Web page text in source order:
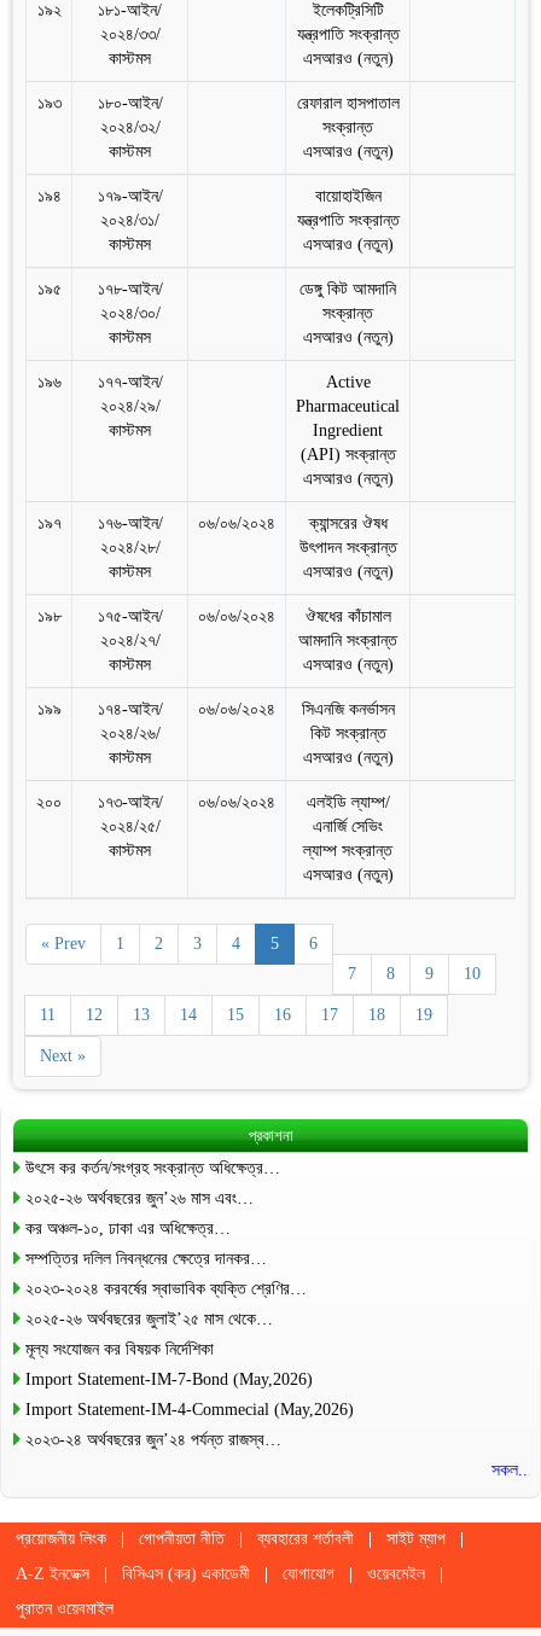
১৯২
১৮১-আইন/
২০২৪/৩৩/
কাস্টমস
ইলেকট্রিসিটি
যন্ত্রপাতি সংক্রান্ত
এসআরও (নতুন)
১৯৩
১৮০-আইন/
২০২৪/৩২/
কাস্টমস
রেফারাল হাসপাতাল
সংক্রান্ত
এসআরও (নতুন)
১৯৪
১৭৯-আইন/
২০২৪/৩১/
কাস্টমস
বায়োহাইজিন
যন্ত্রপাতি সংক্রান্ত
এসআরও (নতুন)
১৯৫
১৭৮-আইন/
২০২৪/৩০/
কাস্টমস
ডেঙ্গু কিট আমদানি
সংক্রান্ত
এসআরও (নতুন)
১৯৬
১৭৭-আইন/
২০২৪/২৯/
কাস্টমস
Active
Pharmaceutical
Ingredient
(API) সংক্রান্ত
এসআরও (নতুন)
১৯৭
১৭৬-আইন/
২০২৪/২৮/
কাস্টমস
০৬/০৬/২০২৪
ক্যান্সরের ঔষধ
উৎপাদন সংক্রান্ত
এসআরও (নতুন)
১৯৮
১৭৫-আইন/
২০২৪/২৭/
কাস্টমস
০৬/০৬/২০২৪
ঔষধের কাঁচামাল
আমদানি সংক্রান্ত
এসআরও (নতুন)
১৯৯
১৭৪-আইন/
২০২৪/২৬/
কাস্টমস
০৬/০৬/২০২৪
সিএনজি কনর্ভাসন
কিট সংক্রান্ত
এসআরও (নতুন)
২০০
১৭৩-আইন/
২০২৪/২৫/
কাস্টমস
০৬/০৬/২০২৪
এলইডি ল্যাম্প/
এনার্জি সেভিং
ল্যাম্প সংক্রান্ত
এসআরও (নতুন)
« Prev 1 2 3 4 5
6
7
8 9 10
11 12 13 14 15 16 17 18 19
Next »
প্রকাশনা
উৎসে কর কর্তন/সংগ্রহ সংক্রান্ত অধিক্ষেত্র…
২০২৫-২৬ অর্থবছরের জুন’২৬ মাস এবং…
কর অঞ্চল-১০, ঢাকা এর অধিক্ষেত্র…
সম্পত্তির দলিল নিবন্ধনের ক্ষেত্রে দানকর…
২০২৩-২০২৪ করবর্ষের স্বাভাবিক ব্যক্তি শ্রেণির…
২০২৫-২৬ অর্থবছরের জুলাই’২৫ মাস থেকে…
মূল্য সংযোজন কর বিষয়ক নির্দেশিকা
Import Statement-IM-7-Bond (May,2026)
Import Statement-IM-4-Commecial (May,2026)
২০২৩-২৪ অর্থবছরের জুন’২৪ পর্যন্ত রাজস্ব…
সকল..
প্রয়োজনীয় লিংক গোপনীয়তা নীতি ব্যবহারের শর্তাবলী
সাইট ম্যাপ
A-Z ইনডেক্স
বিসিএস (কর) একাডেমী যোগাযোগ
ওয়েবমেইল
পুরাতন ওয়েবমাইল